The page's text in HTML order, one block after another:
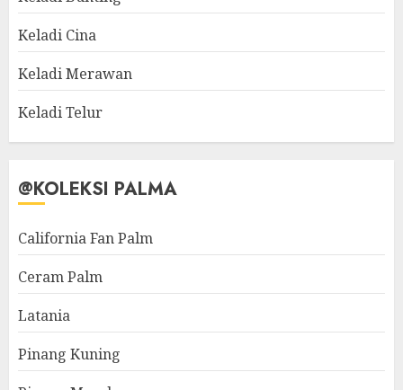
Keladi Cina
Keladi Merawan
Keladi Telur
@KOLEKSI PALMA
California Fan Palm
Ceram Palm
Latania
Pinang Kuning